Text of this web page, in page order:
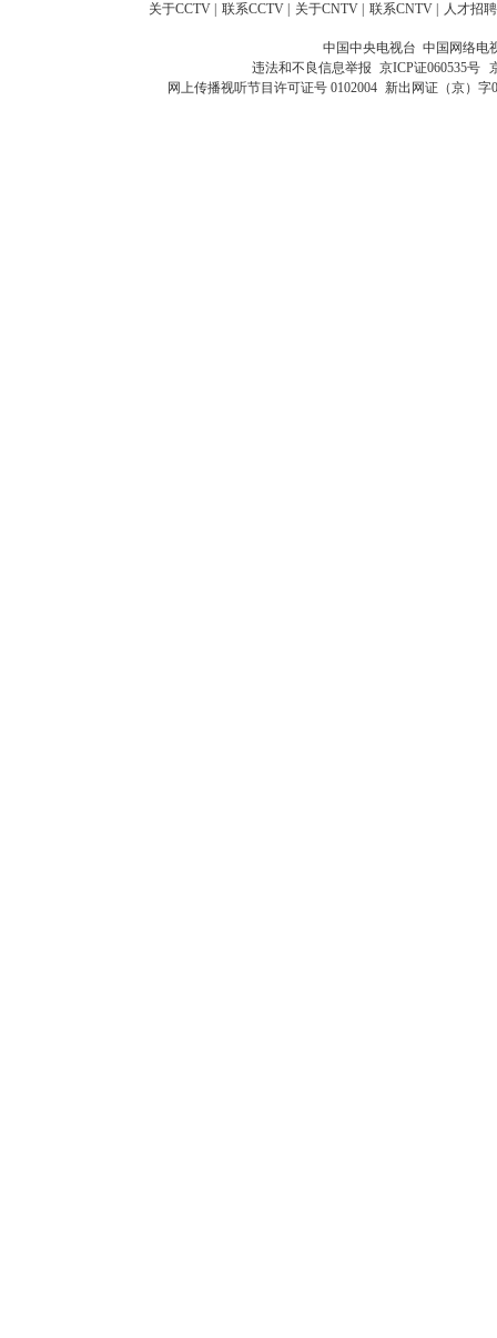
关于CCTV 联系CCTV 关于CNTV 联系CNTV 人才招聘
中国中央电视台 中国网络电
违法和不良信息举报 京ICP证060535号
网上传播视听节目许可证号 0102004 新出网证（京）